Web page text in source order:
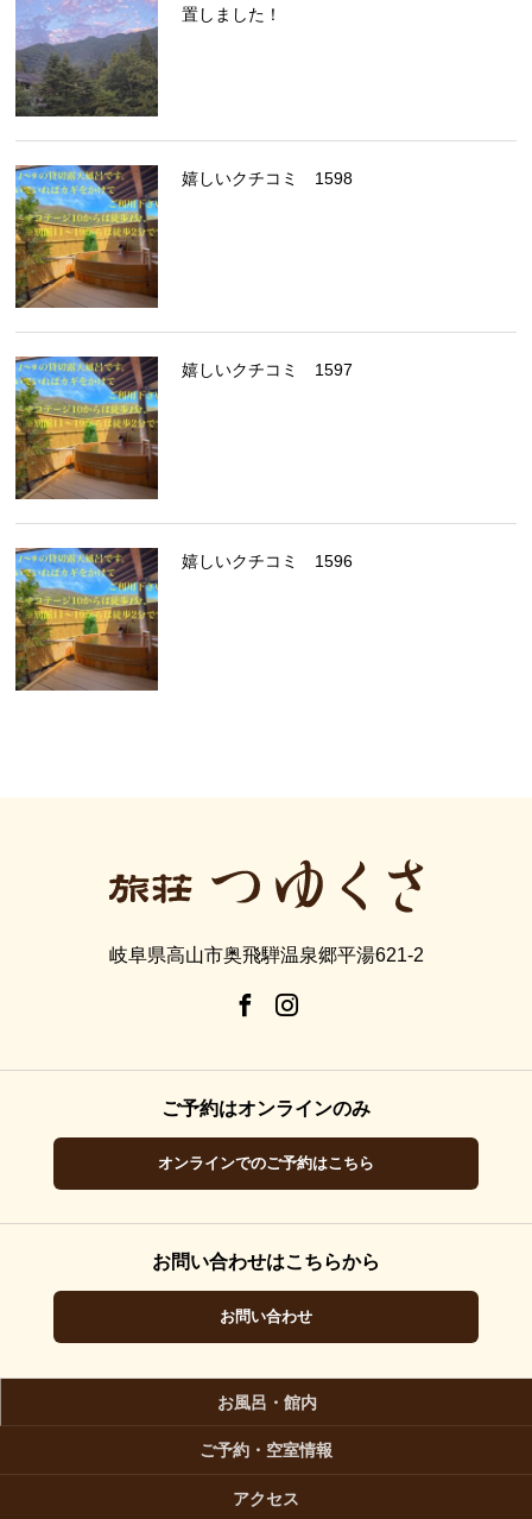
置しました！
嬉しいクチコミ 1598
嬉しいクチコミ 1597
嬉しいクチコミ 1596
岐阜県高山市奥飛騨温泉郷平湯621-2
ご予約はオンラインのみ
オンラインでのご予約はこちら
お問い合わせはこちらから
お問い合わせ
お風呂・館内
ご予約・空室情報
アクセス